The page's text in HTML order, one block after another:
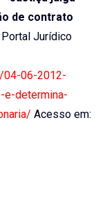
de contrato
Jurídico
04-06-2012-
e-determina-
Acesso em: